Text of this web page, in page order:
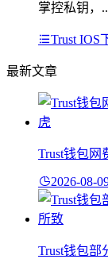
掌控私钥，
Trust IOS
最新文章
Trust钱包网
2026-08-
Trust钱包部